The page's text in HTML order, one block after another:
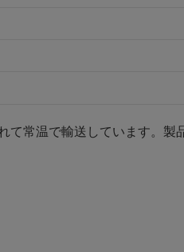
て常温で輸送しています。製